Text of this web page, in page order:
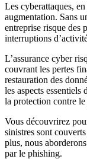
Les cyberattaques,
augmentation. Sans
entreprise risque des
interruptions
L’assurance cyber
couvrant les pertes
restauration des
les aspects essentiels
la protection contre
Vous découvrirez
sinistres sont
plus, nous
par le phishing.